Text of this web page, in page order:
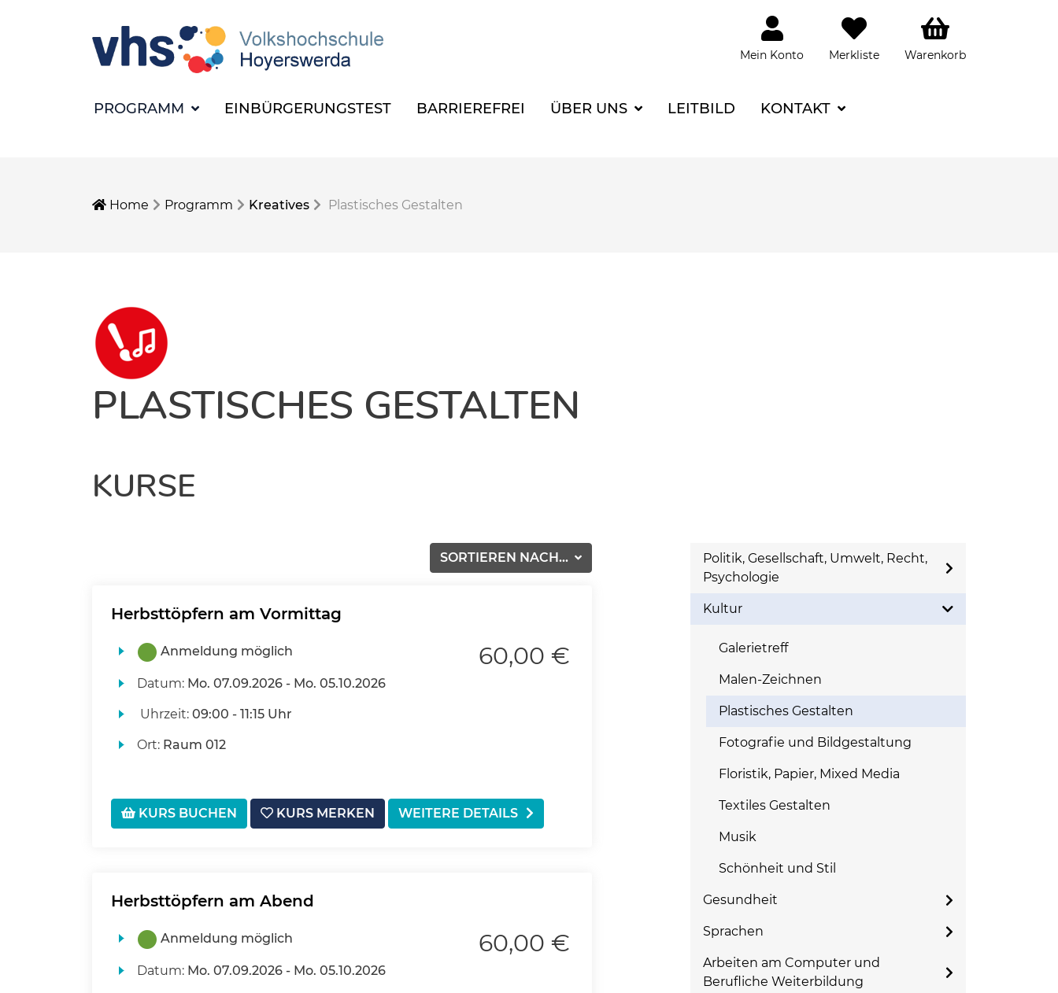
Mein Konto Merkliste Warenkorb
PROGRAMM EINBÜRGERUNGSTEST BARRIEREFREI ÜBER UNS LEITBILD KONTAKT
Home Programm Kreatives Plastisches Gestalten
PLASTISCHES GESTALTEN
KURSE
SORTIEREN NACH...
Herbsttöpfern am Vormittag
Anmeldung möglich
Datum: Mo. 07.09.2026 - Mo. 05.10.2026
Uhrzeit: 09:00 - 11:15 Uhr
Ort: Raum 012
60,00 €
KURS BUCHEN KURS MERKEN WEITERE DETAILS
Herbsttöpfern am Abend
Anmeldung möglich
Datum: Mo. 07.09.2026 - Mo. 05.10.2026
60,00 €
Politik, Gesellschaft, Umwelt, Recht,
Psychologie
Kultur
Galerietreff
Malen-Zeichnen
Plastisches Gestalten
Fotografie und Bildgestaltung
Floristik, Papier, Mixed Media
Textiles Gestalten
Musik
Schönheit und Stil
Gesundheit
Sprachen
Arbeiten am Computer und
Berufliche Weiterbildung